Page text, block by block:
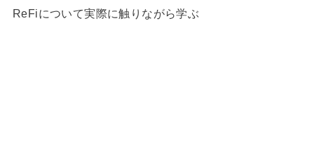
ReFiについて実際に触りながら学ぶ